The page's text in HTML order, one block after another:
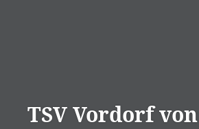
TSV Vordorf von